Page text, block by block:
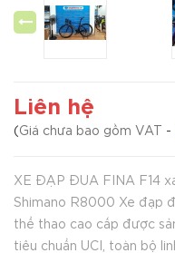
Liên hệ
( Giá chưa bao gồm VAT -
XE ĐẠP ĐUA FINA F14
Shimano R8000 Xe đạp
thể thao cao cấp được
tiêu chuẩn UCI, toàn bộ